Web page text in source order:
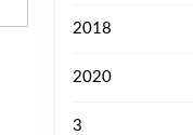
2018
2020
3